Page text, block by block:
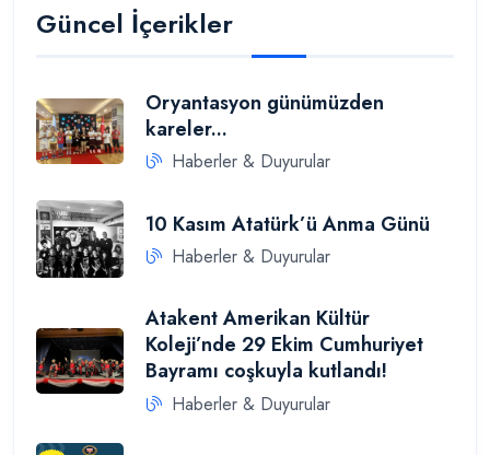
Güncel İçerikler
Oryantasyon günümüzden
kareler...
Haberler & Duyurular
10 Kasım Atatürk’ü Anma Günü
Haberler & Duyurular
Atakent Amerikan Kültür
Koleji’nde 29 Ekim Cumhuriyet
Bayramı coşkuyla kutlandı!
Haberler & Duyurular